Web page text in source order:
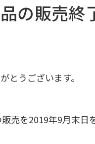
の販売終
とうございます。
売を2019年9月末日